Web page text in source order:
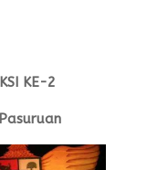
KE-2